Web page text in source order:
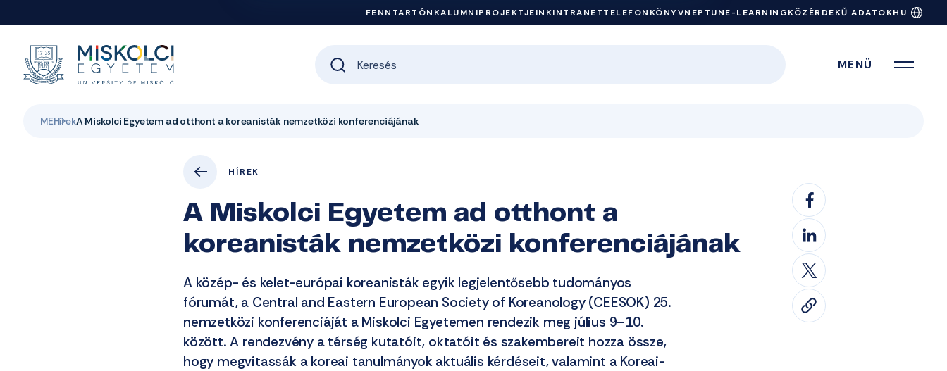
FENNTARTÓNKALUMNIPROJEKTJEINKINTRANETTELEFONKÖNYVNEPTUNE-LEARNINGKÖZÉRDEKŰ ADATOKHU
MENÜ
MEHirekA Miskolci Egyetem ad otthont a koreanisták nemzetközi konferenciájának
HÍREK
A Miskolci Egyetem ad otthont a
koreanisták nemzetközi konferenciájának
A közép- és kelet-európai koreanisták egyik legjelentősebb tudományos
fórumát, a Central and Eastern European Society of Koreanology (CEESOK) 25.
nemzetközi konferenciáját a Miskolci Egyetemen rendezik meg július 9–10.
között. A rendezvény a térség kutatóit, oktatóit és szakembereit hozza össze,
hogy megvitassák a koreai tanulmányok aktuális kérdéseit, valamint a Koreai-